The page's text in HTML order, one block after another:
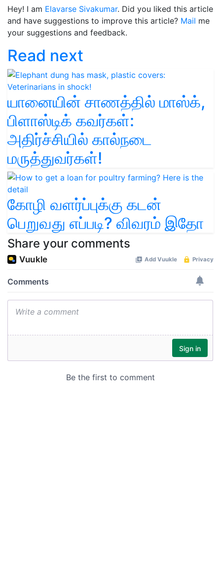
Hey! I am Elavarse Sivakumar. Did you liked this article
and have suggestions to improve this article? Mail me
your suggestions and feedback.
Read next
யானையின் சாணத்தில் மாஸ்க்,
பிளாஸ்டிக் கவர்கள்:
அதிர்ச்சியில் கால்நடை
மருத்துவர்கள்!
கோழி வளர்ப்புக்கு கடன்
பெறுவது எப்படி? விவரம் இதோ
Share your comments